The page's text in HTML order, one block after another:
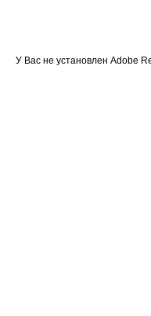
У Вас не установлен Adobe